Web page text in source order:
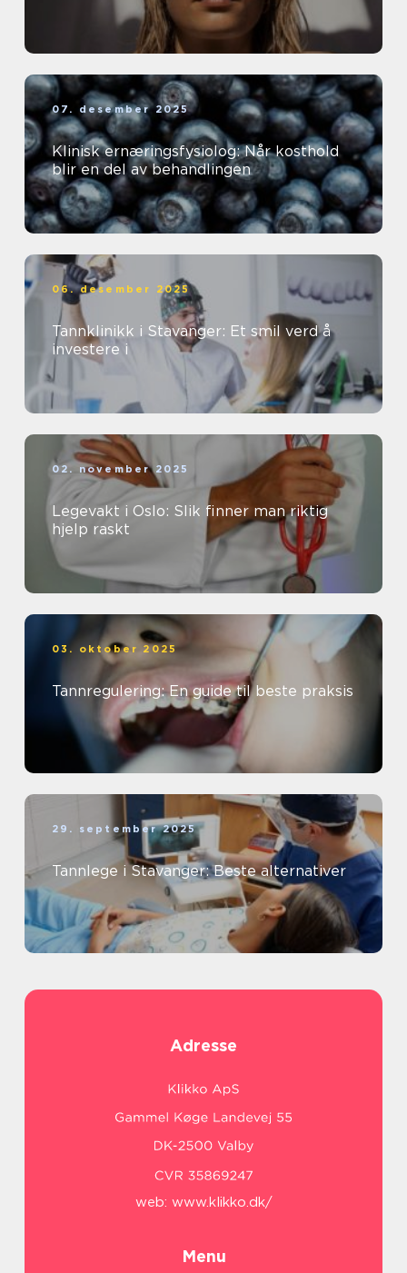
07. desember 2025
Klinisk ernæringsfysiolog: Når kosthold
blir en del av behandlingen
06. desember 2025
Tannklinikk i Stavanger: Et smil verd å
investere i
02. november 2025
Legevakt i Oslo: Slik finner man riktig
hjelp raskt
03. oktober 2025
Tannregulering: En guide til beste praksis
29. september 2025
Tannlege i Stavanger: Beste alternativer
Adresse
web: www.klikko.dk/
Menu